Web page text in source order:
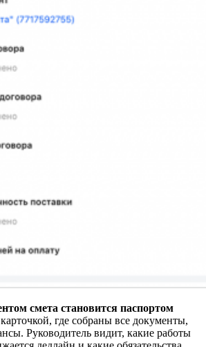
смета становится паспортом
где собраны все документы,
Руководитель видит, какие работы